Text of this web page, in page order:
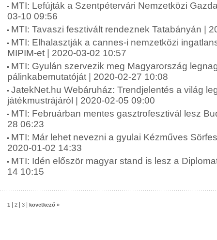
MTI: Lefújták a Szentpétervári Nemzetközi
03-10 09:56
MTI: Tavaszi fesztivált rendeznek Tatabányán |
MTI: Elhalasztják a cannes-i nemzetközi
MIPIM-et | 2020-03-02 10:57
MTI: Gyulán szervezik meg Magyarország
pálinkabemutatóját | 2020-02-27 10:08
JatekNet.hu Webáruház: Trendjelentés a világ
játékmustrájáról | 2020-02-05 09:00
MTI: Februárban mentes gasztrofesztivál lesz
28 06:23
MTI: Már lehet nevezni a gyulai Kézműves
2020-01-02 14:33
MTI: Idén először magyar stand is lesz a
14 10:15
1 2 3 következő »